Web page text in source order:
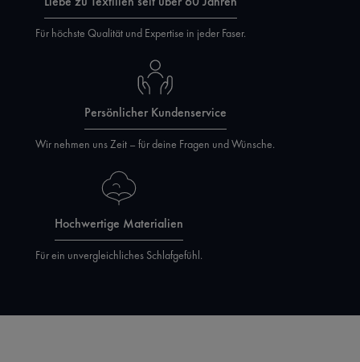
Für höchste Qualität und Expertise in jeder Faser.
Persönlicher Kundenservice
Wir nehmen uns Zeit – für deine Fragen und Wünsche.
Hochwertige Materialien
Für ein unvergleichliches Schlafgefühl.